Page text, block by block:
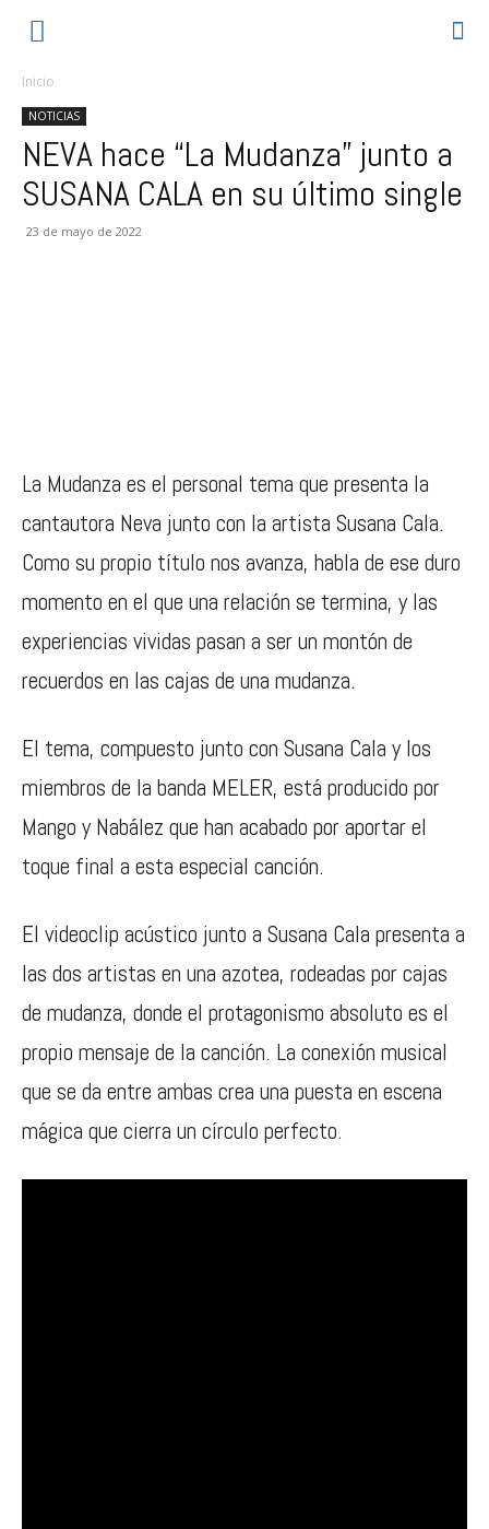
Inicio
NOTICIAS
NEVA hace “La Mudanza” junto a
SUSANA CALA en su último single
23 de mayo de 2022
La Mudanza es el personal tema que presenta la
cantautora Neva junto con la artista Susana Cala.
Como su propio título nos avanza, habla de ese duro
momento en el que una relación se termina, y las
experiencias vividas pasan a ser un montón de
recuerdos en las cajas de una mudanza.
El tema, compuesto junto con Susana Cala y los
miembros de la banda MELER, está producido por
Mango y Nabález que han acabado por aportar el
toque final a esta especial canción.
El videoclip acústico junto a Susana Cala presenta a
las dos artistas en una azotea, rodeadas por cajas
de mudanza, donde el protagonismo absoluto es el
propio mensaje de la canción. La conexión musical
que se da entre ambas crea una puesta en escena
mágica que cierra un círculo perfecto.